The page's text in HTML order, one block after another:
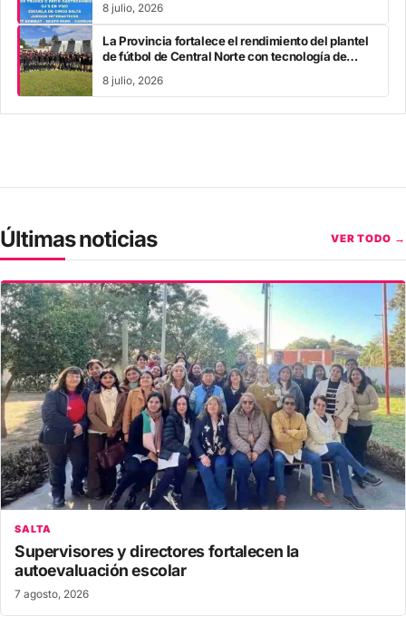
8 julio, 2026
La Provincia fortalece el rendimiento del plantel
de fútbol de Central Norte con tecnología de
8 julio, 2026
Últimas noticias VER TODO →
SALTA
Supervisores y directores fortalecen la
autoevaluación escolar
7 agosto, 2026